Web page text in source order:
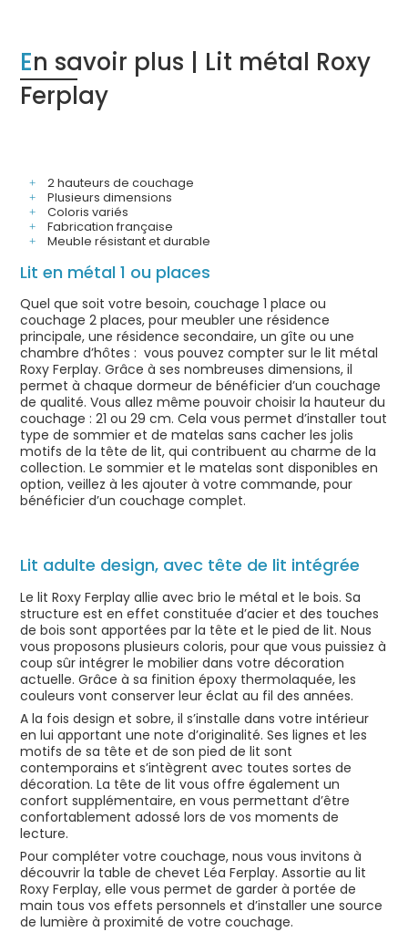
En savoir plus | Lit métal Roxy
Ferplay
2 hauteurs de couchage
Plusieurs dimensions
Coloris variés
Fabrication française
Meuble résistant et durable
Lit en métal 1 ou places
Quel que soit votre besoin, couchage 1 place ou
couchage 2 places, pour meubler une résidence
principale, une résidence secondaire, un gîte ou une
chambre d’hôtes : vous pouvez compter sur le lit métal
Roxy Ferplay. Grâce à ses nombreuses dimensions, il
permet à chaque dormeur de bénéficier d’un couchage
de qualité. Vous allez même pouvoir choisir la hauteur du
couchage : 21 ou 29 cm. Cela vous permet d’installer tout
type de sommier et de matelas sans cacher les jolis
motifs de la tête de lit, qui contribuent au charme de la
collection. Le sommier et le matelas sont disponibles en
option, veillez à les ajouter à votre commande, pour
bénéficier d’un couchage complet.
Lit adulte design, avec tête de lit intégrée
Le lit Roxy Ferplay allie avec brio le métal et le bois. Sa
structure est en effet constituée d’acier et des touches
de bois sont apportées par la tête et le pied de lit. Nous
vous proposons plusieurs coloris, pour que vous puissiez à
coup sûr intégrer le mobilier dans votre décoration
actuelle. Grâce à sa finition époxy thermolaquée, les
couleurs vont conserver leur éclat au fil des années.
A la fois design et sobre, il s’installe dans votre intérieur
en lui apportant une note d’originalité. Ses lignes et les
motifs de sa tête et de son pied de lit sont
contemporains et s’intègrent avec toutes sortes de
décoration. La tête de lit vous offre également un
confort supplémentaire, en vous permettant d’être
confortablement adossé lors de vos moments de
lecture.
Pour compléter votre couchage, nous vous invitons à
découvrir la table de chevet Léa Ferplay. Assortie au lit
Roxy Ferplay, elle vous permet de garder à portée de
main tous vos effets personnels et d’installer une source
de lumière à proximité de votre couchage.